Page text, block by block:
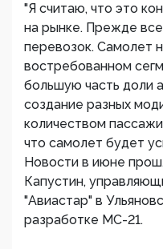
"Я считаю, что это
на рынке. Прежде
перевозок. Самолет
востребованном
большую часть доли
создание разных
количеством
что самолет будет
Новости в июне
Капустин,
"Авиастар" в
разработке МС-21.